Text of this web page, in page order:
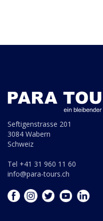
Seftigenstrasse 201
3084 Wabern
Schweiz
Tel +41 31 960 11 60
info@para-tours.ch